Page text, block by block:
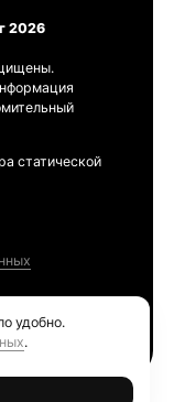
2026
статической
удобно.
.